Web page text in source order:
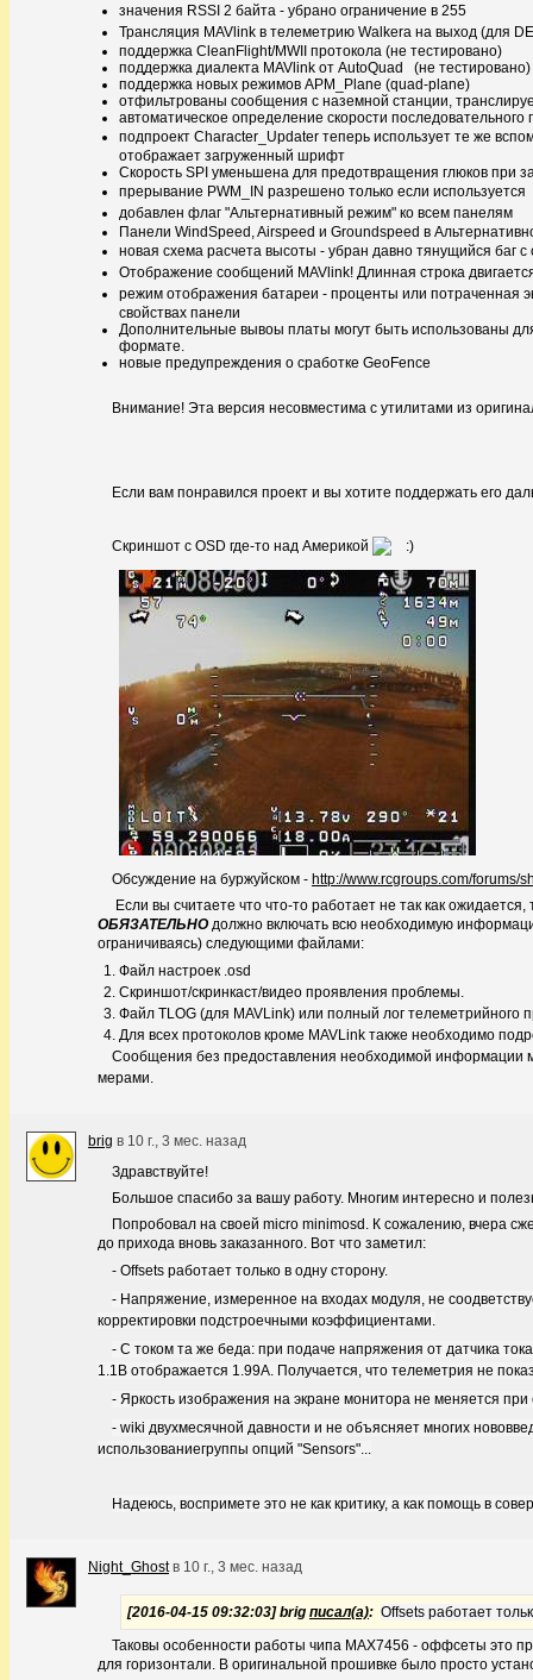
значения RSSI 2 байта - убрано ограничение в 255
Трансляция MAVlink в телеметрию Walkera на выход (для
поддержка CleanFlight/MWII протокола (не тестировано)
поддержка диалекта MAVlink от AutoQuad (не тестировано)
поддержка новых режимов APM_Plane (quad-plane)
отфильтрованы сообщения с наземной станции,
автоматическое определение скорости последовательного
подпроект Character_Updater теперь использует те же
отображает загруженный шрифт
Скорость SPI уменьшена для предотвращения глюков при
прерывание PWM_IN разрешено только если используется
добавлен флаг "Альтернативный режим" ко всем панелям
Панели WindSpeed, Airspeed и Groundspeed в
новая схема расчета высоты - убран давно тянущийся баг
Отображение сообщений MAVlink! Длинная строка
режим отображения батареи - проценты или потраченная
свойствах панели
Дополнительные вывоы платы могут быть использованы
формате.
новые предупреждения о сработке GeoFence
Внимание! Эта версия несовместима с утилитами из
Если вам понравился проект и вы хотите поддержать его
Скриншот с OSD где-то над Америкой
Обсуждение на буржуйском - http://www.rcgroups.com/forums/
Если вы считаете что что-то работает не так как
ОБЯЗАТЕЛЬНО должно включать всю необходимую
ограничиваясь) следующими файлами:
Файл настроек .osd
Скриншот/скринкаст/видео проявления проблемы.
Файл TLOG (для MAVLink) или полный лог телеметрийного
Для всех протоколов кроме MAVLink также необходимо
Сообщения без предоставления необходимой информации
мерами.
brig в 10 г., 3 мес. назад
Здравствуйте!
Большое спасибо за вашу работу. Многим интересно и
Попробовал на своей micro minimosd. К сожалению, вчера
до прихода вновь заказанного. Вот что заметил:
- Offsets работает только в одну сторону.
- Напряжение, измеренное на входах модуля, не
корректировки подстроечными коэффициентами.
- С током та же беда: при подаче напряжения от датчика
1.1В отображается 1.99А. Получается, что телеметрия не
- Яркость изображения на экране монитора не меняется
- wiki двухмесячной давности и не объясняет многих
использованиегруппы опций "Sensors"...
Надеюсь, воспримете это не как критику, а как помощь в
Night_Ghostв 10 г., 3 мес. назад
[2016-04-15 09:32:03] brig писал(а): Offsets работает
Таковы особенности работы чипа MAX7456 - оффсеты это
для горизонтали. В оригинальной прошивке было просто